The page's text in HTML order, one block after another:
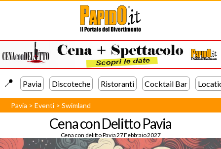
📍️ Pavia Discoteche Ristoranti Cocktail Bar
Pavia >Eventi >Swimland
Cena con Delitto Pavia
Cena con delitto Pavia 27 Febbraio 2027